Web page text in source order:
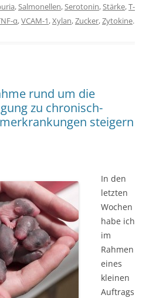
, Salmonellen, Serotonin, Stärke,T-
α,VCAM-1,Xylan,Zucker,Zytokine.
rund um die
zu chronisch-
steigern
In den
letzten
Wochen
habe ich
im
Rahmen
eines
kleinen
Auftrags